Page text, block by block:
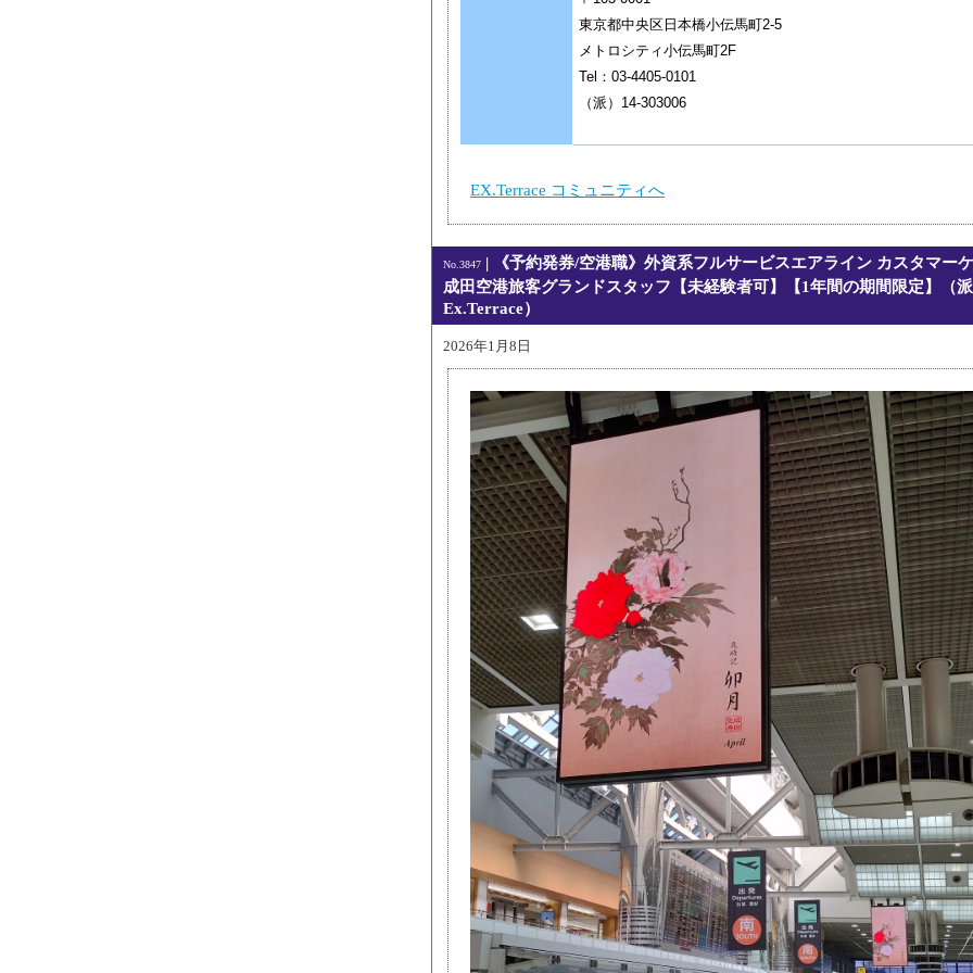
東京都中央区日本橋小伝馬町2-5
メトロシティ小伝馬町2F
Tel：03-4405-0101
（派）14-303006
EX.Terrace コミュニティへ
No.3847 | 《予約発券/空港職》外資系フルサービスエアライン カスタマー
成田空港旅客グランドスタッフ【未経験者可】【1年間の期間限定】（
Ex.Terrace）
2026年1月8日